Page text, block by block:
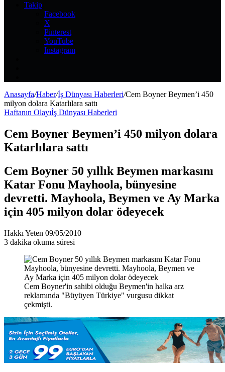
Takip
Facebook
X
Pinterest
YouTube
Instagram
Anasayfa/Haber/İş Dünyası Haberleri/Cem Boyner Beymen’i 450
milyon dolara Katarlılara sattı
Haftanın Olayıİş Dünyası Haberleri
Cem Boyner Beymen’i 450 milyon dolara
Katarlılara sattı
Cem Boyner 50 yıllık Beymen markasını
Katar Fonu Mayhoola, bünyesine
devretti. Mayhoola, Beymen ve Ay Marka
için 405 milyon dolar ödeyecek
Hakkı Yeten Bir
e-
göndermek
09/05/2010
3 dakika okuma süresi
Cem Boyner'in sahibi olduğu Beymen'in halka arz
reklamında "Büyüyen Türkiye" vurgusu dikkat
çekmişti.